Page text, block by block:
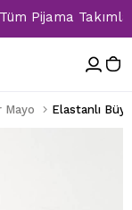
Mayo